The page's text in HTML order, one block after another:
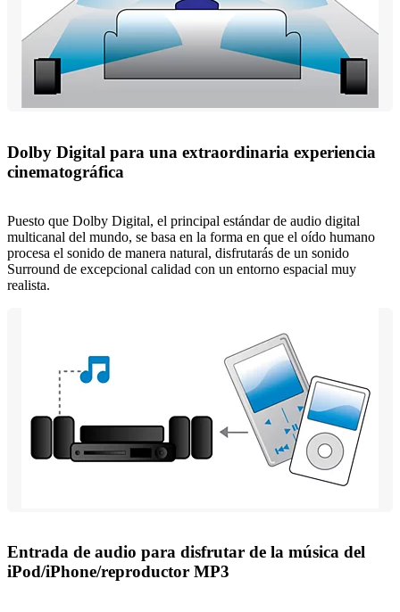
Dolby Digital para una extraordinaria experiencia
cinematográfica
Puesto que Dolby Digital, el principal estándar de audio digital
multicanal del mundo, se basa en la forma en que el oído humano
procesa el sonido de manera natural, disfrutarás de un sonido
Surround de excepcional calidad con un entorno espacial muy
realista.
Entrada de audio para disfrutar de la música del
iPod/iPhone/reproductor MP3